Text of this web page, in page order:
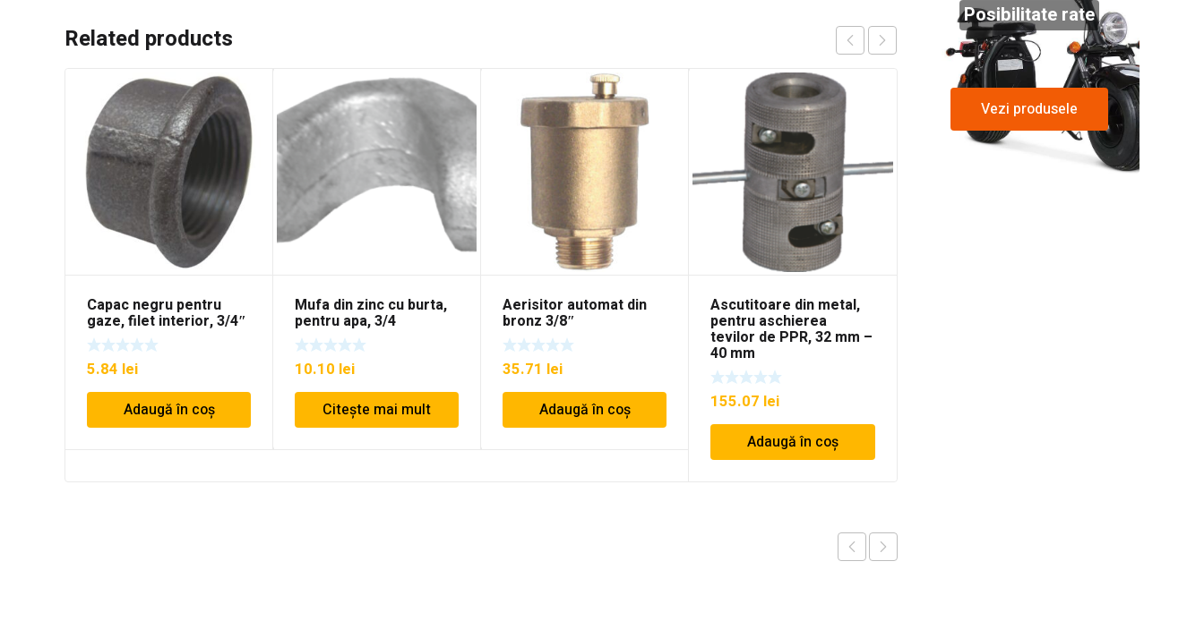
Related products
Capac negru pentru
gaze, filet interior, 3/4″
5.84 lei
Adaugă în coș
Mufa din zinc cu burta,
pentru apa, 3/4
10.10 lei
Citește mai mult
Aerisitor automat din
bronz 3/8″
35.71 lei
Adaugă în coș
Ascutitoare din metal,
pentru aschierea
tevilor de PPR, 32 mm –
40 mm
155.07 lei
Adaugă în coș
Posibilitate rate
Vezi produsele